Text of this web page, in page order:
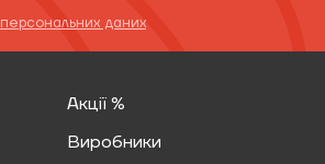
персональних даних
Акції %
Виробники